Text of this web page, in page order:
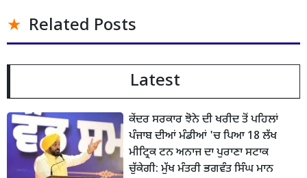
Related Posts
Latest
ਕੇਂਦਰ ਸਰਕਾਰ ਝੋਨੇ ਦੀ ਖਰੀਦ ਤੋਂ ਪਹਿਲਾਂ
ਪੰਜਾਬ ਦੀਆਂ ਮੰਡੀਆਂ 'ਚ ਪਿਆ 18 ਲੱਖ
ਮੀਟ੍ਰਿਕ ਟਨ ਅਨਾਜ ਦਾ ਪੁਰਾਣਾ ਸਟਾਕ
ਚੁੱਕੇਗੀ: ਮੁੱਖ ਮੰਤਰੀ ਭਗਵੰਤ ਸਿੰਘ ਮਾਨ